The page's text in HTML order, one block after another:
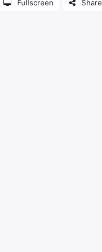
Fullscreen Share